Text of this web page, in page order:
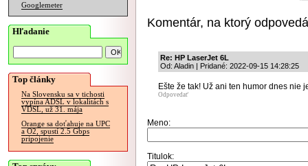
Googlemeter
Hľadanie
Top články
Na Slovensku sa v tichosti
vypína ADSL v lokalitách s
VDSL, už 31. mája
Orange sa doťahuje na UPC
a O2, spustí 2.5 Gbps
pripojenie
Komentár, na ktorý
Re: HP LaserJet 6L
Od: Aladin | Pridané: 2022-09-15 14:28:25
Ešte že tak! Už ani ten humor dnes nie
Odpovedať
Meno:
Titulok: